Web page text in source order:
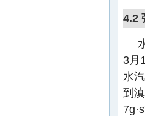
4.2
3月
水
到
7g·s